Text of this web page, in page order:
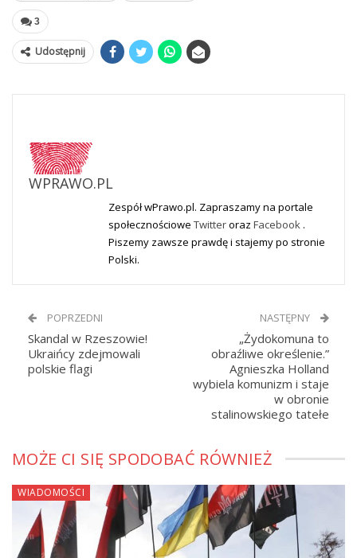
3
Udostępnij
WPRAWO.PL
Zespół wPrawo.pl. Zapraszamy na portale
społecznościowe Twitteroraz Facebook .
Piszemy zawsze prawdę i stajemy po stronie
Polski.
POPRZEDNI
Skandal w Rzeszowie!
Ukraińcy zdejmowali
polskie flagi
NASTĘPNY
„Żydokomuna to
obraźliwe określenie.”
Agnieszka Holland
wybiela komunizm i staje
w obronie
stalinowskiego tatełe
MOŻE CI SIĘ SPODOBAĆ RÓWNIEŻ
WIADOMOŚCI